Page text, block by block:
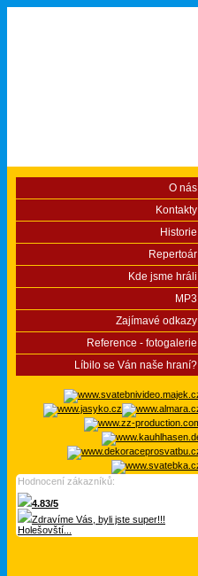
O nás
Kontakty
Historie
Repertoár
Kde jsme hráli
MP3
Zajímavé odkazy
Reference - fotogalerie
Líbilo se Ván naše hraní?
Hodnocení zákazníků:
4.83/5
Zdravíme Vás, byli jste super!!!
Holešovští...